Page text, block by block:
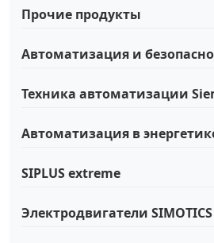
Прочие продукты
Автоматизация и
Техника автоматизации
Автоматизация в
SIPLUS extreme
Электродвигатели SIMOTICS